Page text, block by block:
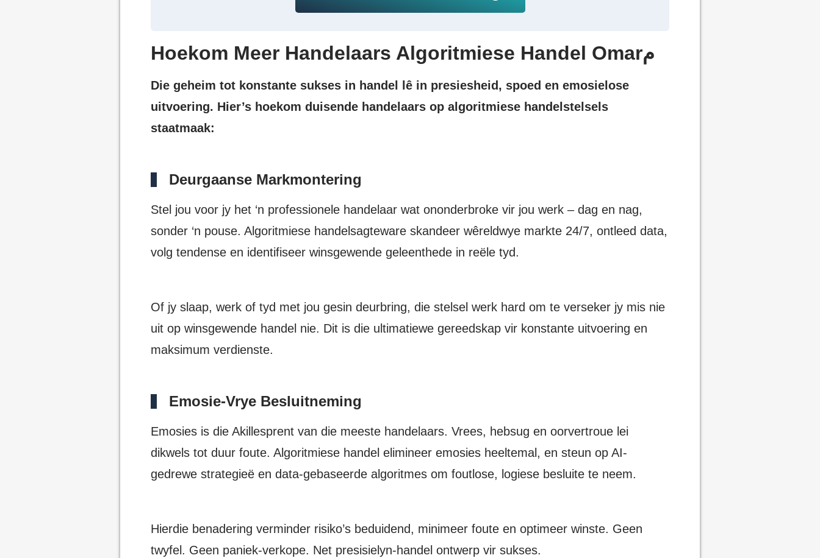
Hoekom Meer Handelaars Algoritmiese Handel Omarم
Die geheim tot konstante sukses in handel lê in presiesheid, spoed en emosielose
uitvoering. Hier’s hoekom duisende handelaars op algoritmiese handelstelsels
staatmaak:
Deurgaanse Markmontering
Stel jou voor jy het ‘n professionele handelaar wat ononderbroke vir jou werk – dag en nag,
sonder ‘n pouse. Algoritmiese handelsagteware skandeer wêreldwye markte 24/7, ontleed data,
volg tendense en identifiseer winsgewende geleenthede in reële tyd.
Of jy slaap, werk of tyd met jou gesin deurbring, die stelsel werk hard om te verseker jy mis nie
uit op winsgewende handel nie. Dit is die ultimatiewe gereedskap vir konstante uitvoering en
maksimum verdienste.
Emosie-Vrye Besluitneming
Emosies is die Akillesprent van die meeste handelaars. Vrees, hebsug en oorvertroue lei
dikwels tot duur foute. Algoritmiese handel elimineer emosies heeltemal, en steun op AI-
gedrewe strategieë en data-gebaseerde algoritmes om foutlose, logiese besluite te neem.
Hierdie benadering verminder risiko’s beduidend, minimeer foute en optimeer winste. Geen
twyfel. Geen paniek-verkope. Net presisielyn-handel ontwerp vir sukses.